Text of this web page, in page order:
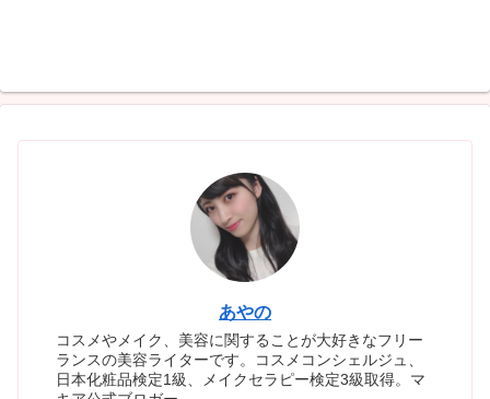
あやの
コスメやメイク、美容に関することが大好きなフリー
ランスの美容ライターです。コスメコンシェルジュ、
日本化粧品検定1級、メイクセラピー検定3級取得。マ